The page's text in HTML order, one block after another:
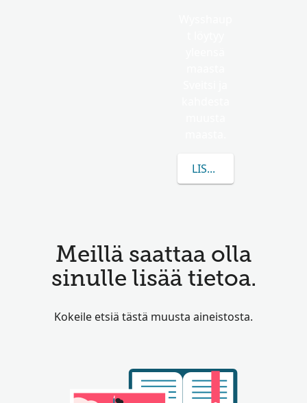
LISÄÄ TIETOA
Meillä saattaa olla
sinulle lisää tietoa.
Kokeile etsiä tästä muusta aineistosta.